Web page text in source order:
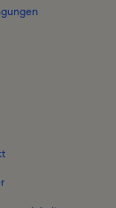
Neri